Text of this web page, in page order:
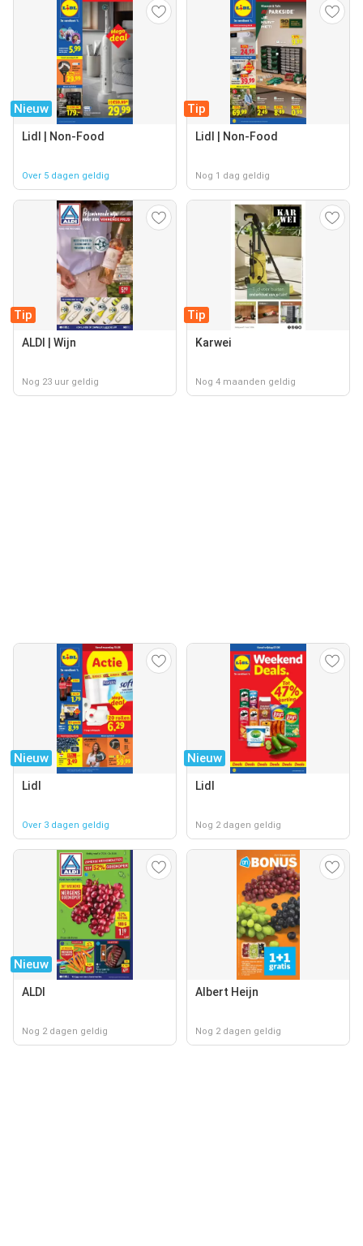
Nieuw
Lidl | Non-Food
Over 5 dagen geldig
Tip
Lidl | Non-Food
Nog 1 dag geldig
Tip
ALDI | Wijn
Nog 23 uur geldig
Tip
Karwei
Nog 4 maanden geldig
Nieuw
Lidl
Over 3 dagen geldig
Nieuw
Lidl
Nog 2 dagen geldig
Nieuw
ALDI
Nog 2 dagen geldig
Albert Heijn
Nog 2 dagen geldig